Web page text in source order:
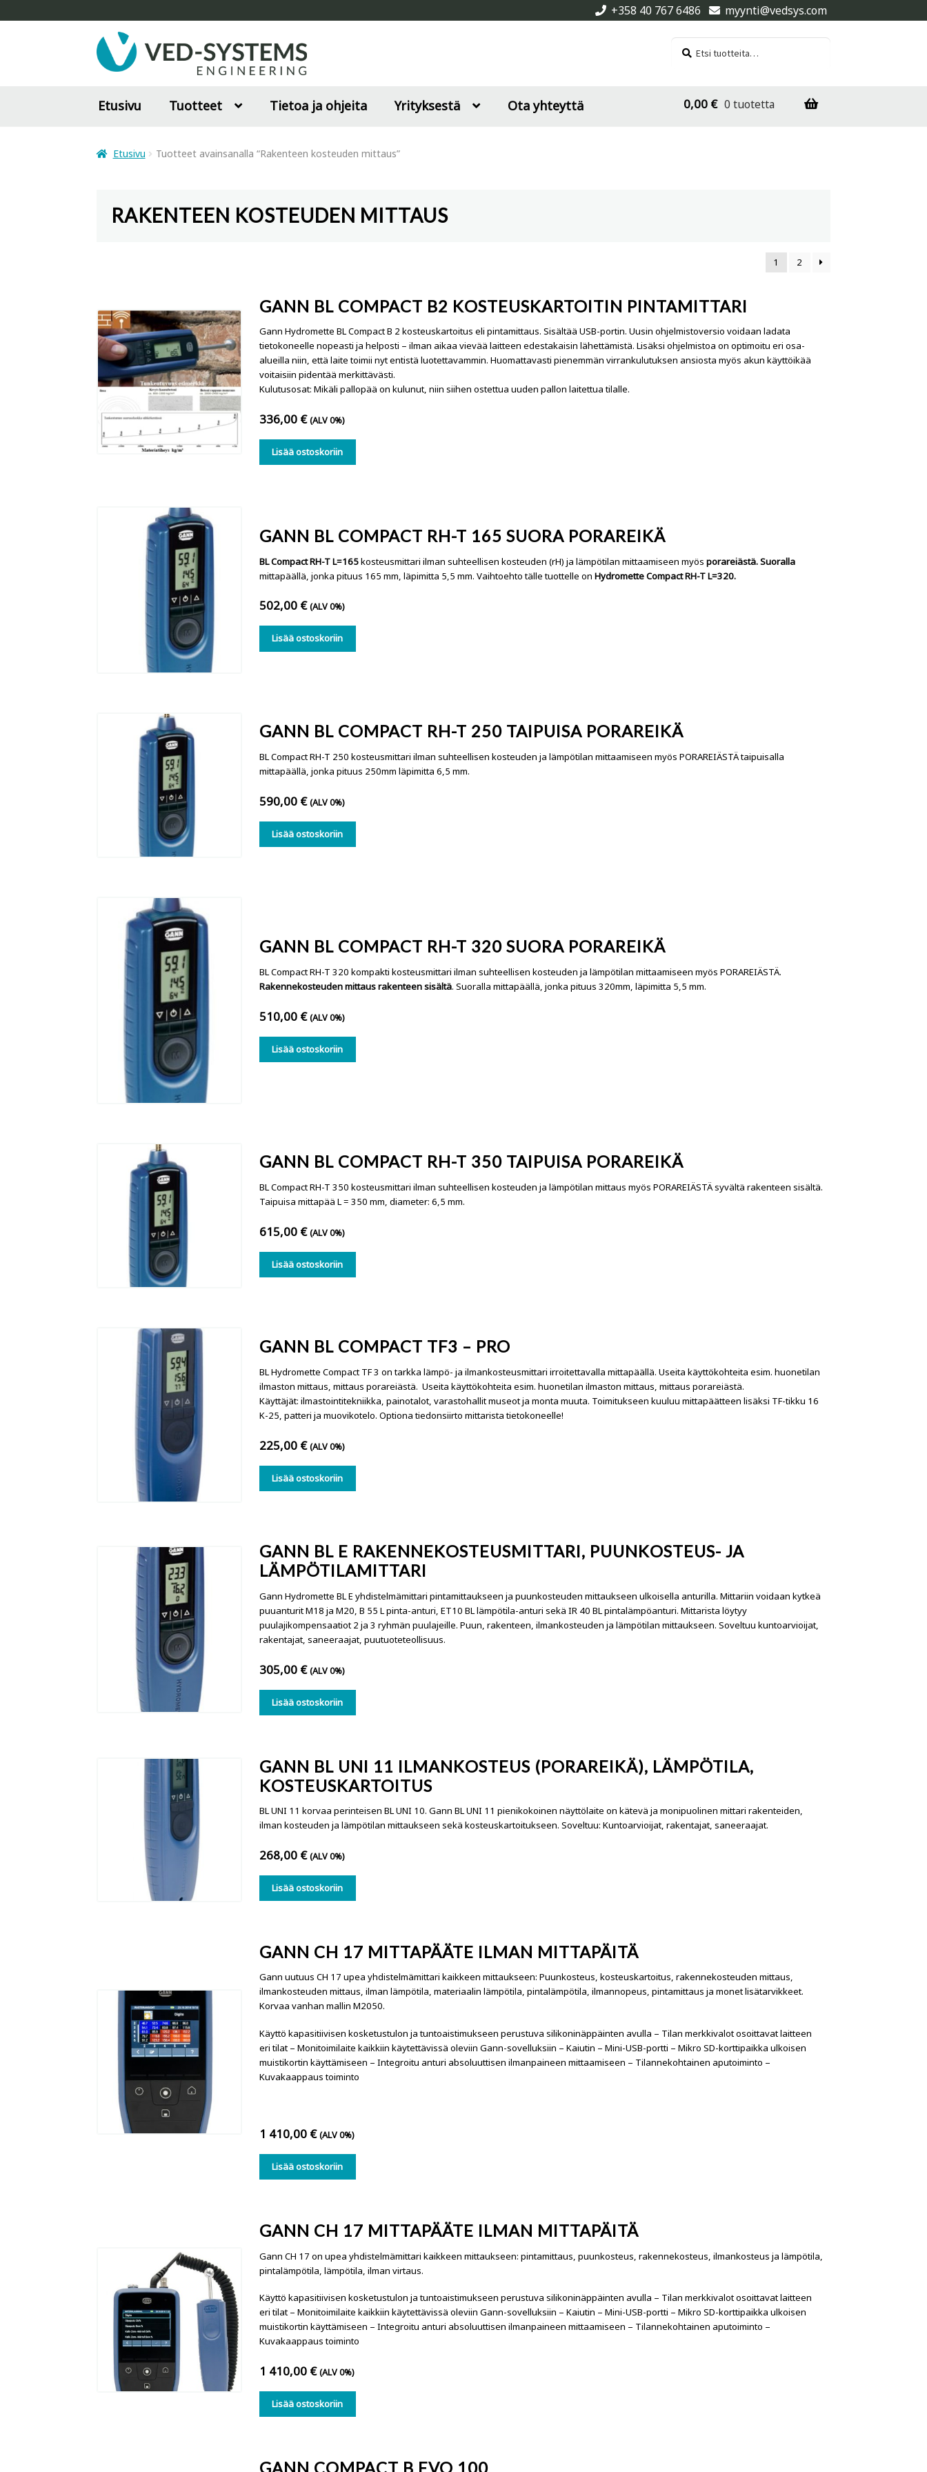
+358 40 767 6486
myynti@vedsys.com
Siirry
navigointiin
Siirry
sisältöön
Etusivu Tuotteet Tietoa ja ohjeita Yrityksestä Ota yhteyttä 0,00 € 0 tuotetta
Etusivu Tuotteet avainsanalla “Rakenteen kosteuden mittaus”
RAKENTEEN KOSTEUDEN MITTAUS
1 2
GANN BL COMPACT B2 KOSTEUSKARTOITIN PINTAMITTARI
Gann Hydromette BL Compact B 2 kosteuskartoitus eli pintamittaus. Sisältää USB-portin. Uusin ohjelmistoversio voidaan ladata
tietokoneelle nopeasti ja helposti – ilman aikaa vievää laitteen edestakaisin lähettämistä. Lisäksi ohjelmistoa on optimoitu eri osa-
alueilla niin, että laite toimii nyt entistä luotettavammin. Huomattavasti pienemmän virrankulutuksen ansiosta myös akun käyttöikää
voitaisiin pidentää merkittävästi.
Kulutusosat: Mikäli pallopää on kulunut, niin siihen ostettua uuden pallon laitettua tilalle.
336,00 € (ALV 0%)
Lisää ostoskoriin
GANN BL COMPACT RH-T 165 SUORA PORAREIKÄ
BL Compact RH-T L=165kosteusmittari ilman suhteellisen kosteuden (rH) ja lämpötilan mittaamiseen myös porareiästä.Suoralla
mittapäällä, jonka pituus 165 mm, läpimitta 5,5 mm. Vaihtoehto tälle tuottelle on Hydromette Compact RH-T L=320.
502,00 € (ALV 0%)
Lisää ostoskoriin
GANN BL COMPACT RH-T 250 TAIPUISA PORAREIKÄ
BL Compact RH-T 250 kosteusmittari ilman suhteellisen kosteuden ja lämpötilan mittaamiseen myös PORAREIÄSTÄ taipuisalla
mittapäällä, jonka pituus 250mm läpimitta 6,5 mm.
590,00 € (ALV 0%)
Lisää ostoskoriin
GANN BL COMPACT RH-T 320 SUORA PORAREIKÄ
BL Compact RH-T 320 kompakti kosteusmittari ilman suhteellisen kosteuden ja lämpötilan mittaamiseen myös PORAREIÄSTÄ.
Rakennekosteuden mittaus rakenteen sisältä. Suoralla mittapäällä, jonka pituus 320mm, läpimitta 5,5 mm.
510,00 € (ALV 0%)
Lisää ostoskoriin
GANN BL COMPACT RH-T 350 TAIPUISA PORAREIKÄ
BL Compact RH-T 350 kosteusmittari ilman suhteellisen kosteuden ja lämpötilan mittaus myös PORAREIÄSTÄ syvältä rakenteen sisältä.
Taipuisa mittapää L = 350 mm, diameter: 6,5 mm.
615,00 € (ALV 0%)
Lisää ostoskoriin
GANN BL COMPACT TF3 – PRO
BL Hydromette Compact TF 3 on tarkka lämpö- ja ilmankosteusmittari irroitettavalla mittapäällä. Useita käyttökohteita esim. huonetilan
ilmaston mittaus, mittaus porareiästä. Useita käyttökohteita esim. huonetilan ilmaston mittaus, mittaus porareiästä.
Käyttäjät: ilmastointitekniikka, painotalot, varastohallit museot ja monta muuta. Toimitukseen kuuluu mittapäätteen lisäksi TF-tikku 16
K-25, patteri ja muovikotelo. Optiona tiedonsiirto mittarista tietokoneelle!
225,00 € (ALV 0%)
Lisää ostoskoriin
GANN BL E RAKENNEKOSTEUSMITTARI, PUUNKOSTEUS- JA
LÄMPÖTILAMITTARI
Gann Hydromette BL E yhdistelmämittari pintamittaukseen ja puunkosteuden mittaukseen ulkoisella anturilla. Mittariin voidaan kytkeä
puuanturit M18 ja M20, B 55 L pinta-anturi, ET10 BL lämpötila-anturi sekä IR 40 BL pintalämpöanturi. Mittarista löytyy
puulajikompensaatiot 2 ja 3 ryhmän puulajeille. Puun, rakenteen, ilmankosteuden ja lämpötilan mittaukseen. Soveltuu kuntoarvioijat,
rakentajat, saneeraajat, puutuoteteollisuus.
305,00 € (ALV 0%)
Lisää ostoskoriin
GANN BL UNI 11 ILMANKOSTEUS (PORAREIKÄ), LÄMPÖTILA,
KOSTEUSKARTOITUS
BL UNI 11 korvaa perinteisen BL UNI 10. Gann BL UNI 11 pienikokoinen näyttölaite on kätevä ja monipuolinen mittari rakenteiden,
ilman kosteuden ja lämpötilan mittaukseen sekä kosteuskartoitukseen. Soveltuu: Kuntoarvioijat, rakentajat, saneeraajat.
268,00 € (ALV 0%)
Lisää ostoskoriin
GANN CH 17 MITTAPÄÄTE ILMAN MITTAPÄITÄ
Gann uutuus CH 17 upea yhdistelmämittari kaikkeen mittaukseen: Puunkosteus, kosteuskartoitus, rakennekosteuden mittaus,
ilmankosteuden mittaus, ilman lämpötila, materiaalin lämpötila, pintalämpötila, ilmannopeus, pintamittaus ja monet lisätarvikkeet.
Korvaa vanhan mallin M2050.
Käyttö kapasitiivisen kosketustulon ja tuntoaistimukseen perustuva silikoninäppäinten avulla – Tilan merkkivalot osoittavat laitteen
eri tilat – Monitoimilaite kaikkiin käytettävissä oleviin Gann-sovelluksiin – Kaiutin – Mini-USB-portti – Mikro SD-korttipaikka ulkoisen
muistikortin käyttämiseen – Integroitu anturi absoluuttisen ilmanpaineen mittaamiseen – Tilannekohtainen aputoiminto –
Kuvakaappaus toiminto
1 410,00 € (ALV 0%)
Lisää ostoskoriin
GANN CH 17 MITTAPÄÄTE ILMAN MITTAPÄITÄ
Gann CH 17 on upea yhdistelmämittari kaikkeen mittaukseen: pintamittaus, puunkosteus, rakennekosteus, ilmankosteus ja lämpötila,
pintalämpötila, lämpötila, ilman virtaus.
Käyttö kapasitiivisen kosketustulon ja tuntoaistimukseen perustuva silikoninäppäinten avulla – Tilan merkkivalot osoittavat laitteen
eri tilat – Monitoimilaite kaikkiin käytettävissä oleviin Gann-sovelluksiin – Kaiutin – Mini-USB-portti – Mikro SD-korttipaikka ulkoisen
muistikortin käyttämiseen – Integroitu anturi absoluuttisen ilmanpaineen mittaamiseen – Tilannekohtainen aputoiminto –
Kuvakaappaus toiminto
1 410,00 € (ALV 0%)
Lisää ostoskoriin
GANN COMPACT B EVO 100